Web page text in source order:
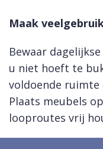
Maak
Bewaar
u niet hoeft te
voldoende ruimte
Plaats meubels
looproutes vrij